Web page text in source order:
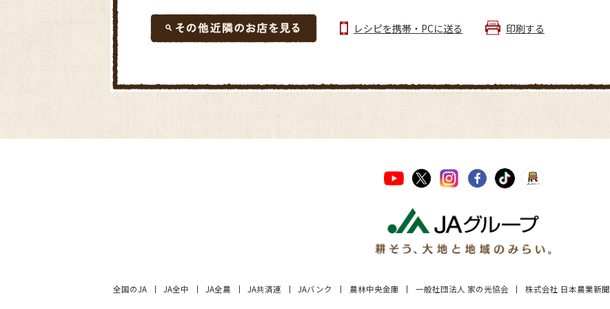
レシピを携帯・PCに送る 印刷する
全国のJA JA全中 JA全農 JA共済連 JAバンク 農林中央金庫 一般社団法人 家の光協会 株式会社 日本農業新聞